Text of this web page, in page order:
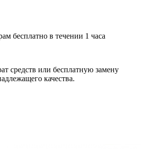
бесплатно в течении 1 часа
средств или бесплатную замену
качества.